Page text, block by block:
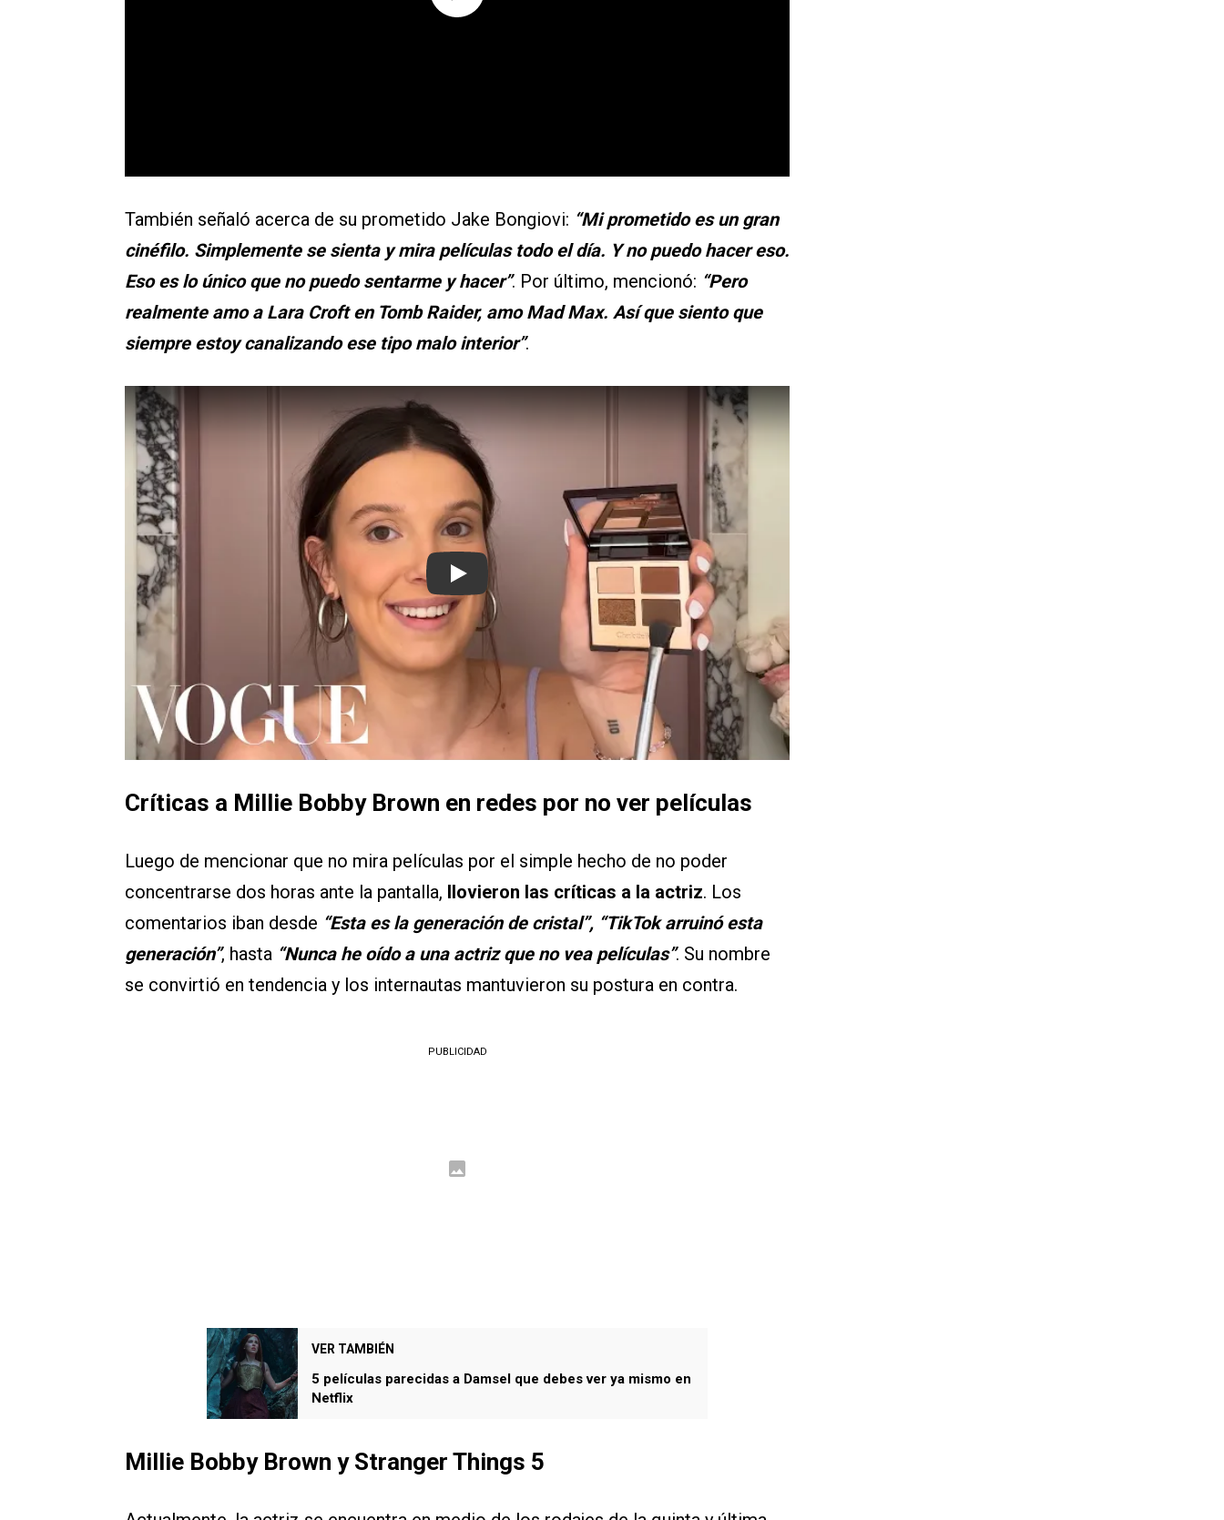
También señaló acerca de su prometido Jake Bongiovi: “Mi prometido es un gran
cinéfilo. Simplemente se sienta y mira películas todo el día. Y no puedo hacer eso.
Eso es lo único que no puedo sentarme y hacer”. Por último, mencionó: “Pero
realmente amo a Lara Croft en Tomb Raider, amo Mad Max. Así que siento que
siempre estoy canalizando ese tipo malo interior”.
Play
Críticas a Millie Bobby Brown en redes por no ver películas
Luego de mencionar que no mira películas por el simple hecho de no poder
concentrarse dos horas ante la pantalla, llovieron las críticas a la actriz. Los
comentarios iban desde “Esta es la generación de cristal”, “TikTok arruinó esta
generación”, hasta “Nunca he oído a una actriz que no vea películas”. Su nombre
se convirtió en tendencia y los internautas mantuvieron su postura en contra.
PUBLICIDAD
VER TAMBIÉN
5 películas parecidas a Damsel que debes ver ya mismo en
Netflix
Millie Bobby Brown y Stranger Things 5